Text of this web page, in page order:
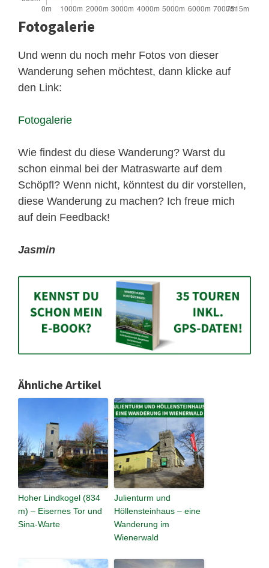
Fotogalerie
Und wenn du noch mehr Fotos von dieser
Wanderung sehen möchtest, dann klicke auf
den Link:
Fotogalerie
Wie findest du diese Wanderung? Warst du
schon einmal bei der Matraswarte auf dem
Schöpfl? Wenn nicht, könntest du dir vorstellen,
diese Wanderung zu machen? Ich freue mich
auf dein Feedback!
Jasmin
Ähnliche Artikel
Hoher Lindkogel (834
m) – Eisernes Tor und
Sina-Warte
Julienturm und
Höllensteinhaus – eine
Wanderung im
Wienerwald